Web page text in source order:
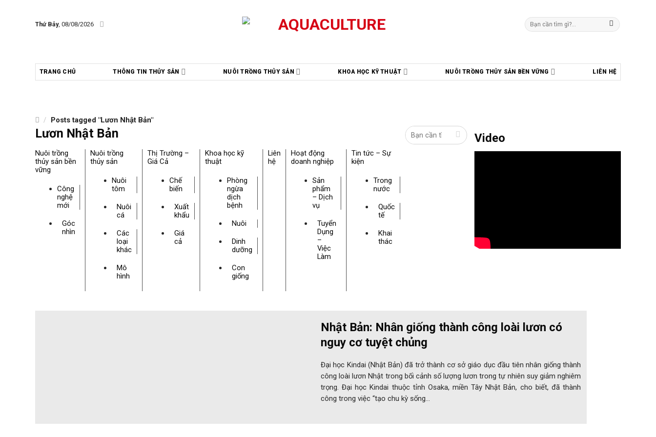
Thứ Bảy, 08/08/2026
Tìm
kiếm:
TRANG CHỦ THÔNG TIN THỦY SẢN NUÔI TRỒNG THỦY SẢN KHOA HỌC KỸ THUẬT NUÔI TRỒNG THỦY SẢN BỀN VỮNG LIÊN HỆ
/ Posts tagged "Lươn Nhật Bản"
Lươn Nhật Bản
Nuôi trồng
thủy sản bền
vững
Công
nghệ
mới
Góc
nhìn
Nuôi trồng
thủy sản
Nuôi
tôm
Nuôi
cá
Các
loại
khác
Mô
hình
Thị Trường –
Giá Cả
Chế
biến
Xuất
khẩu
Giá
cả
Khoa học kỹ
thuật
Phòng
ngừa
dịch
bệnh
Nuôi
Dinh
dưỡng
Con
giống
Liên
hệ
Hoạt động
doanh nghiệp
Sản
phẩm
– Dịch
vụ
Tuyển
Dụng
–
Việc
Làm
Tin tức – Sự
kiện
Trong
nước
Quốc
tế
Khai
thác
Nhật Bản: Nhân giống thành công loài lươn có
nguy cơ tuyệt chủng
Đại học Kindai (Nhật Bản) đã trở thành cơ sở giáo dục đầu tiên nhân giống thành
công loài lươn Nhật trong bối cảnh số lượng lươn trong tự nhiên suy giảm nghiêm
trọng. Đại học Kindai thuộc tỉnh Osaka, miền Tây Nhật Bản, cho biết, đã thành
công trong việc “tạo chu kỳ sống…
Video